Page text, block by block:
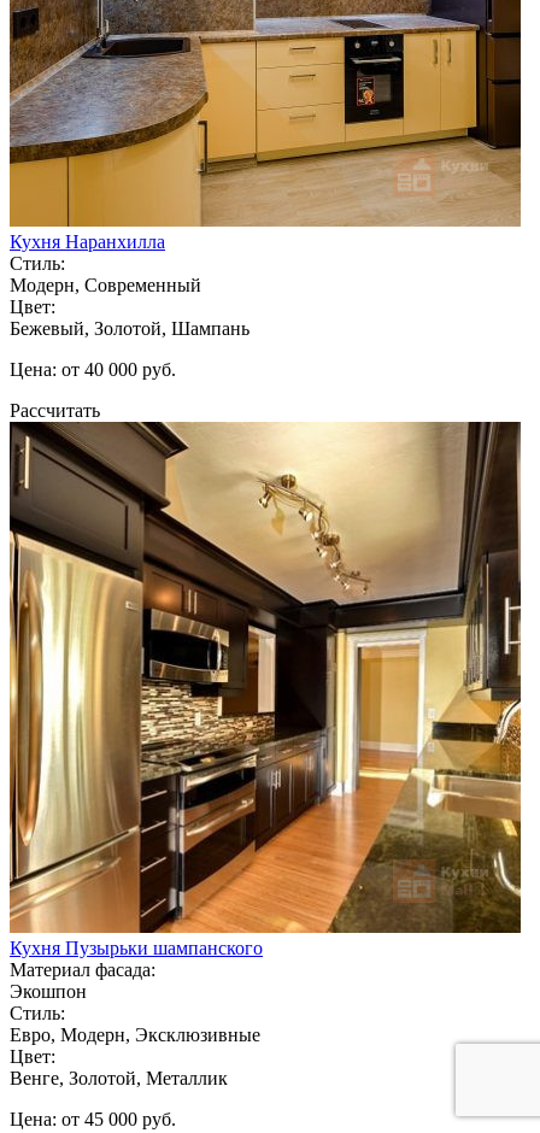
Кухня Наранхилла
Стиль:
Модерн, Современный
Цвет:
Бежевый, Золотой, Шампань
Цена: от 40 000 руб.
Рассчитать
Кухня Пузырьки шампанского
Материал фасада:
Экошпон
Стиль:
Евро, Модерн, Эксклюзивные
Цвет:
Венге, Золотой, Металлик
Цена: от 45 000 руб.